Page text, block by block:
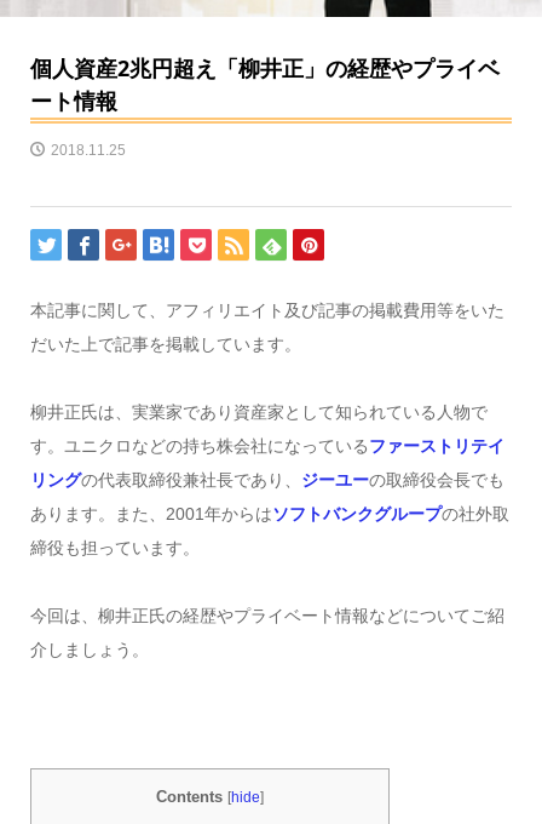
個人資産2兆円超え「柳井正」の経歴やプライベ
ート情報
2018.11.25
本記事に関して、アフィリエイト及び記事の掲載費用等をいた
だいた上で記事を掲載しています。
柳井正氏は、実業家であり資産家として知られている人物で
す。ユニクロなどの持ち株会社になっているファーストリテイ
リングの代表取締役兼社長であり、 ジーユーの取締役会長でも
あります。また、2001年からはソフトバンクグループの社外取
締役も担っています。
今回は、柳井正氏の経歴やプライベート情報などについてご紹
介しましょう。
Contents [hide]